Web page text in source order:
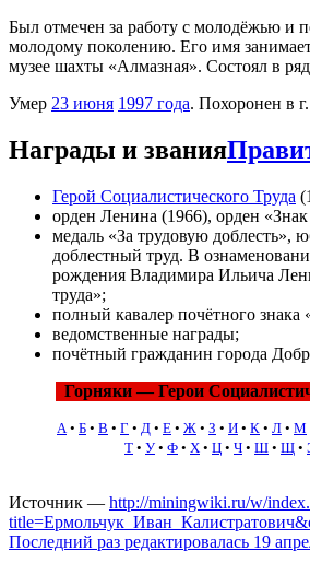
Был отмечен за работу с молодёжью и
молодому поколению. Его имя
музее шахты «Алмазная». Состоял в
Умер 23 июня 1997 года. Похоронен в
Награды и звания
Герой Социалистического Труда
орден Ленина (1966), орден «Знак
медаль «За трудовую доблесть»,
доблестный труд. В
рождения Владимира Ильича
труда»;
полный кавалер почётного знака
ведомственные награды;
почётный гражданин города
Горняки — Герои
А • Б • В • Г • Д • Е • Ж • З • И • К • Л • М
Т • У • Ф • Х • Ц • Ч • Ш • Щ •
Источник — http://miningwiki.ru/w/
Последний раз редактировалась 19